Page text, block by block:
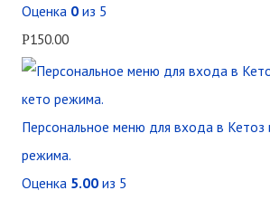
Оценка 0из 5
Р150.00
Персональное меню для входа в Кетоз
режима.
Оценка 5.00из 5